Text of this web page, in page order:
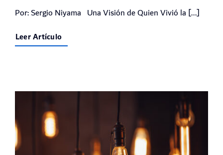
Por: Sergio Niyama Una Visión de Quien Vivió la [...]
Leer Artículo